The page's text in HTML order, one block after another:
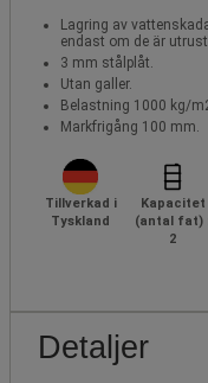
Lagring av
endast om de är
3 mm stålplåt.
Utan galler.
Belastning 1000 kg/
Markfrigång 100 mm.
Tillverkad i
Tyskland
Kapacitet
(antal fat)
2
Detaljer